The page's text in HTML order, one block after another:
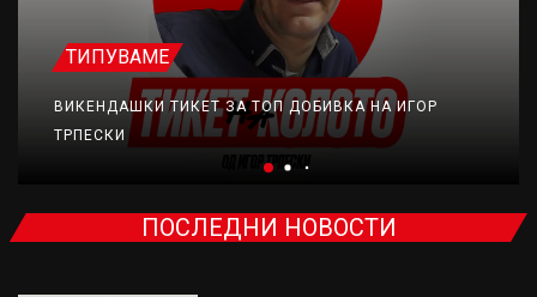
ТИПУВАМЕ
ВИКЕНДАШКИ ТИКЕТ ЗА ТОП ДОБИВКА НА ИГОР
ТРПЕСКИ
ПОСЛЕДНИ НОВОСТИ